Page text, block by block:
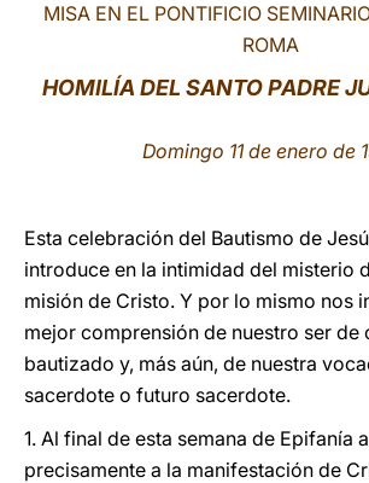
MISA EN EL PONTIFICIO
ROMA
HOMILÍA DEL SANTO PADRE
Domingo 11 de enero de
Esta celebración del Bautismo de
introduce en la intimidad del misterio
misión de Cristo. Y por lo mismo nos
mejor comprensión de nuestro ser de
bautizado y, más aún, de nuestra
sacerdote o futuro sacerdote.
1. Al final de esta semana de Epifanía
precisamente a la manifestación de